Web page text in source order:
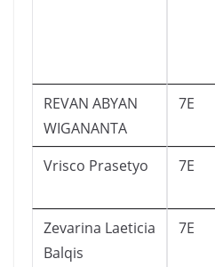
REVAN ABYAN
WIGANANTA
7E
Vrisco Prasetyo 7E
Zevarina Laeticia
Balqis
7E